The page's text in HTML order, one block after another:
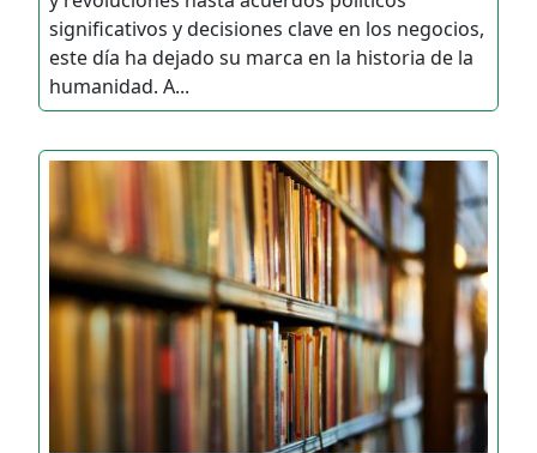
significativos y decisiones clave en los negocios,
este día ha dejado su marca en la historia de la
humanidad. A...